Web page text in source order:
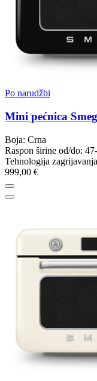
Po narudžbi
Mini pećnica
Boja: Crna
Raspon širine od/do:
Tehnologija
999,00 €